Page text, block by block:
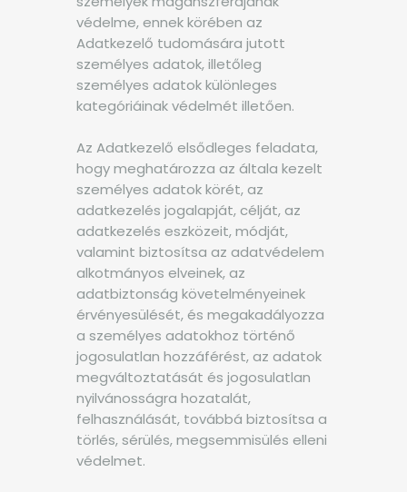
védelme, ennek körében az
Adatkezelő tudomására jutott
személyes adatok, illetőleg
személyes adatok különleges
kategóriáinak védelmét illetően.
Az Adatkezelő elsődleges feladata,
hogy meghatározza az általa kezelt
személyes adatok körét, az
adatkezelés jogalapját, célját, az
adatkezelés eszközeit, módját,
valamint biztosítsa az adatvédelem
alkotmányos elveinek, az
adatbiztonság követelményeinek
érvényesülését, és megakadályozza
a személyes adatokhoz történő
jogosulatlan hozzáférést, az adatok
megváltoztatását és jogosulatlan
nyilvánosságra hozatalát,
felhasználását, továbbá biztosítsa a
törlés, sérülés, megsemmisülés elleni
védelmet.